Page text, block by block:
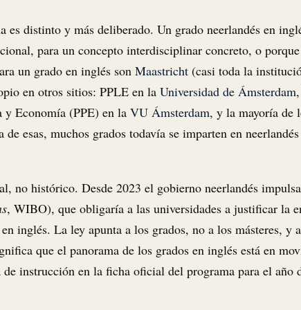
es distinto y más deliberado. Un grado neerlandés en
para un concepto interdisciplinar concreto, o
un grado en inglés son Maastricht (casi toda la
en otros sitios: PPLE en la Universidad de Ámsterdam
Economía (PPE) en la VU Ámsterdam, y la mayoría de
de esas, muchos grados todavía se imparten en
no histórico. Desde 2023 el gobierno neerlandés
, WIBO), que obligaría a las universidades a justificar la
inglés. La ley apunta a los grados, no a los másteres, y
que el panorama de los grados en inglés está en
instrucción en la ficha oficial del programa para el año